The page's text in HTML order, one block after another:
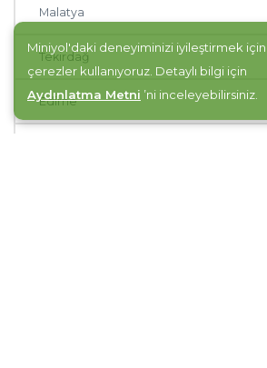
Malatya
Tekirdağ
Edirne
Miniyol'daki deneyiminizi iyileştirmek için
çerezler kullanıyoruz. Detaylı bilgi için
Aydınlatma Metni ’ni inceleyebilirsiniz.